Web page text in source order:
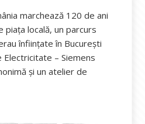
marchează 120 de ani
piața locală, un parcurs
înființate în București
Electricitate – Siemens
și un atelier de